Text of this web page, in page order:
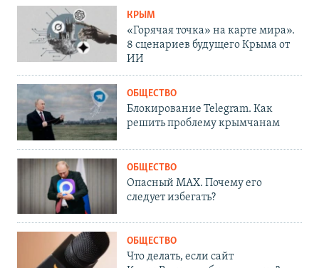
КРЫМ
«Горячая точка» на карте мира».
8 сценариев будущего Крыма от
ИИ
ОБЩЕСТВО
Блокирование Telegram. Как
решить проблему крымчанам
ОБЩЕСТВО
Опасный MAX. Почему его
следует избегать?
ОБЩЕСТВО
Что делать, если сайт